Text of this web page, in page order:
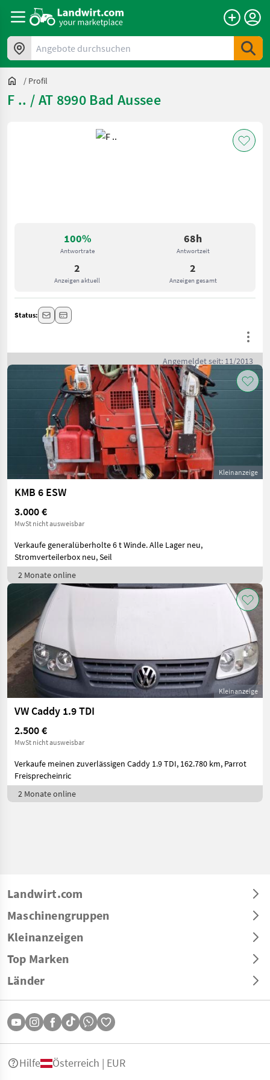
Angebote durchsuchen
/ Profil
F .. / AT 8990 Bad Aussee
100%
Antwortrate
68h
Antwortzeit
2
Anzeigen aktuell
2
Anzeigen gesamt
Status:
Angemeldet seit: 11/2013
Kleinanzeige
KMB 6 ESW
3.000 €
MwSt nicht ausweisbar
Verkaufe generalüberholte 6 t Winde. Alle Lager neu,
Stromverteilerbox neu, Seil
2 Monate online
Kleinanzeige
VW Caddy 1.9 TDI
2.500 €
MwSt nicht ausweisbar
Verkaufe meinen zuverlässigen Caddy 1.9 TDI, 162.780 km, Parrot
Freisprecheinric
2 Monate online
Landwirt.com
Maschinengruppen
Kleinanzeigen
Top Marken
Länder
Hilfe Österreich | EUR